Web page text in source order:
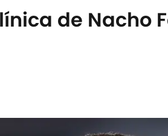
de Nacho